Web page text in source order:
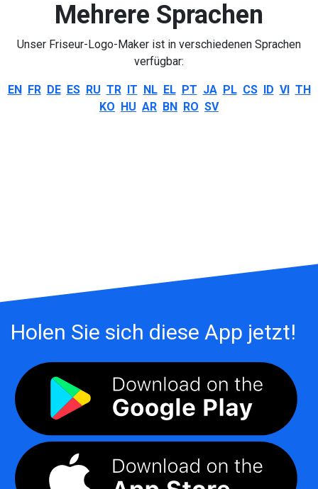
Mehrere Sprachen
Unser Friseur-Logo-Maker ist in verschiedenen Sprachen
verfügbar:
EN FR DE ES RU TR IT NL EL PT JA PL CS ID VI TH
KO HU AR BN RO SV
Holen Sie sich diese App jetzt!